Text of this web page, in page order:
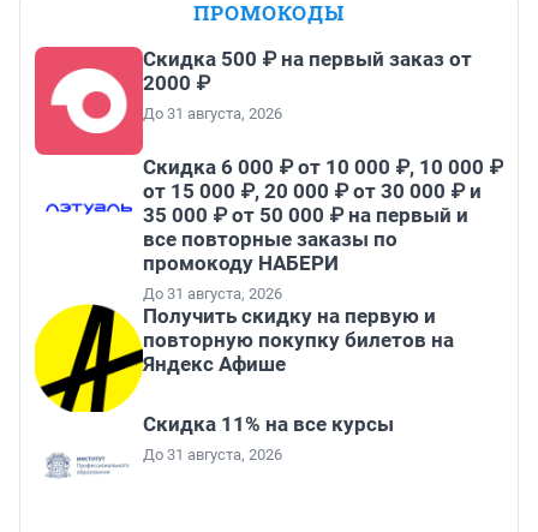
ПРОМОКОДЫ
Скидка 500 ₽ на первый заказ от
2000 ₽
До 31 августа, 2026
Скидка 6 000 ₽ от 10 000 ₽, 10 000 ₽
от 15 000 ₽, 20 000 ₽ от 30 000 ₽ и
35 000 ₽ от 50 000 ₽ на первый и
все повторные заказы по
промокоду НАБЕРИ
До 31 августа, 2026
Получить скидку на первую и
повторную покупку билетов на
Яндекс Афише
Скидка 11% на все курсы
До 31 августа, 2026